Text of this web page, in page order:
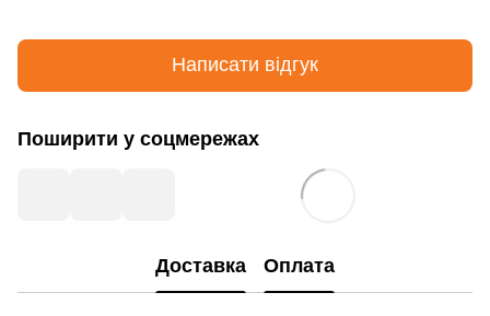
Написати відгук
Поширити у соцмережах
Доставка Оплата